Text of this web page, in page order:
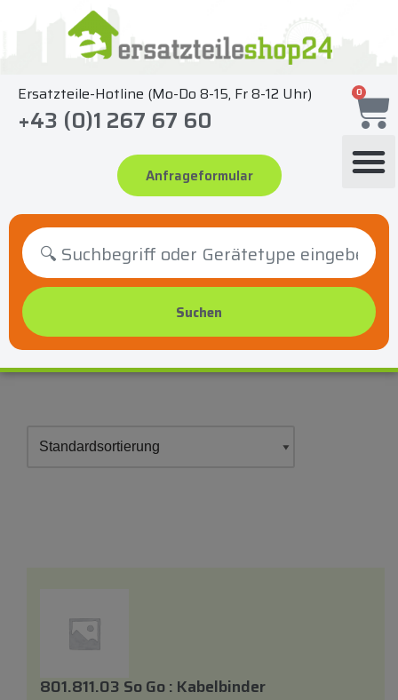
springen
Ersatzteile-Hotline (Mo-Do 8-15, Fr 8-12 Uhr)
+43 (0)1 267 67 60
Anfrageformular
0
801.811.03 So Go : Kabelbinder